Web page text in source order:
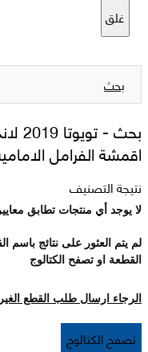
غلق
بحث
بحث -
اقمشة الفرامل
نتيجة التصنيف
لا يوجد أي منتجات تطابق
لم يتم العثور على نتائج باسم
القطعة او تصفح الكتالوج
الرجاء ارسال طلب القطع
تصفح الكتالوج